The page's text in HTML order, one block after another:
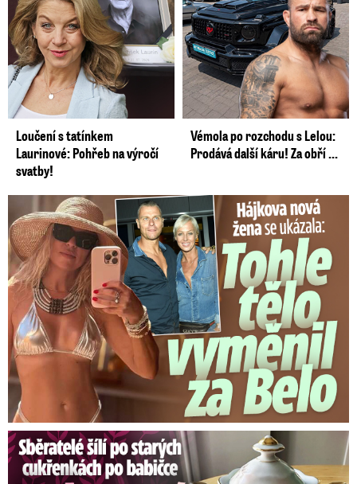
Loučení s tatínkem
Laurinové: Pohřeb na výročí
svatby!
Vémola po rozchodu s Lelou:
Prodává další káru! Za obří ...
Tohle tělo nahradilo Belo: Nová partnerka se ukázala...
Sběratelé šílí po cukřenkách po babičce: Statisícová hodnota